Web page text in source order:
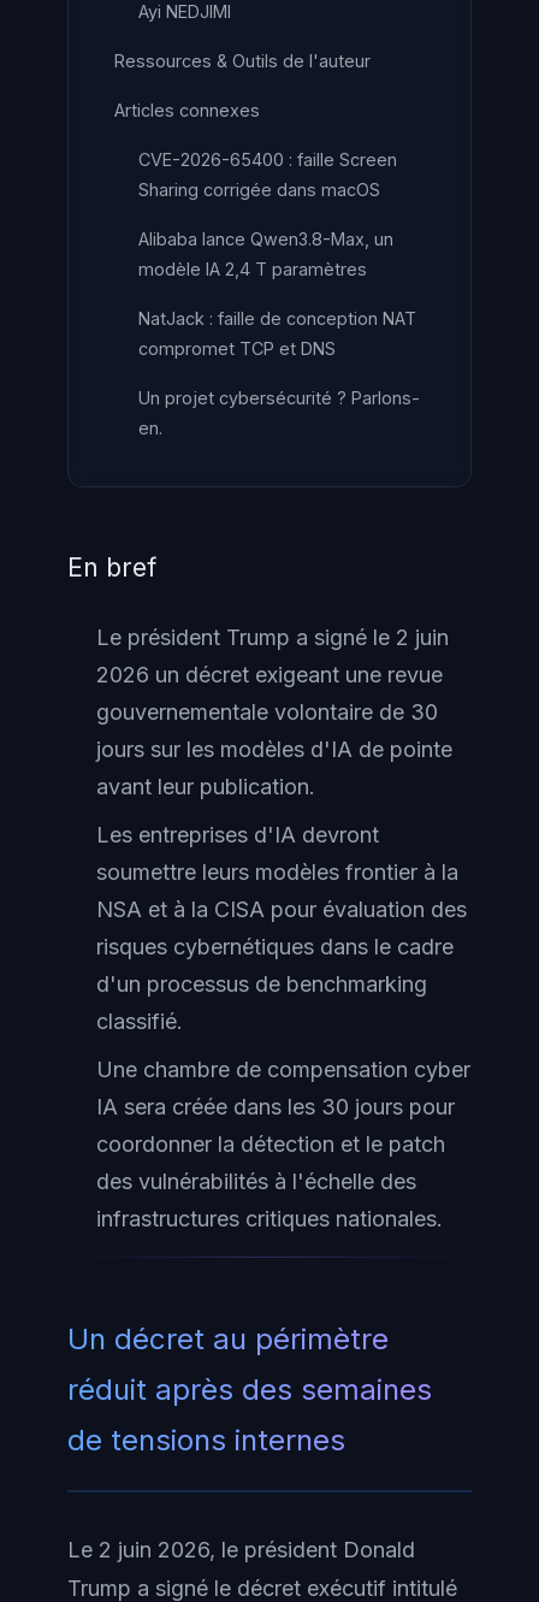
Ayi NEDJIMI
Ressources & Outils de l'auteur
Articles connexes
CVE-2026-65400 : faille Screen
Sharing corrigée dans macOS
Alibaba lance Qwen3.8-Max, un
modèle IA 2,4 T paramètres
NatJack : faille de conception NAT
compromet TCP et DNS
Un projet cybersécurité ? Parlons-
en.
En bref
Le président Trump a signé le 2 juin
2026 un décret exigeant une revue
gouvernementale volontaire de 30
jours sur les modèles d'IA de pointe
avant leur publication.
Les entreprises d'IA devront
soumettre leurs modèles frontier à la
NSA et à la CISA pour évaluation des
risques cybernétiques dans le cadre
d'un processus de benchmarking
classifié.
Une chambre de compensation cyber
IA sera créée dans les 30 jours pour
coordonner la détection et le patch
des vulnérabilités à l'échelle des
infrastructures critiques nationales.
Un décret au périmètre
réduit après des semaines
de tensions internes
Le 2 juin 2026, le président Donald
Trump a signé le décret exécutif intitulé